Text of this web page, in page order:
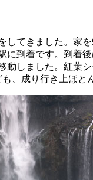
してきました。家
に到着です。到着
動しました。紅葉
、成り行き上ほと